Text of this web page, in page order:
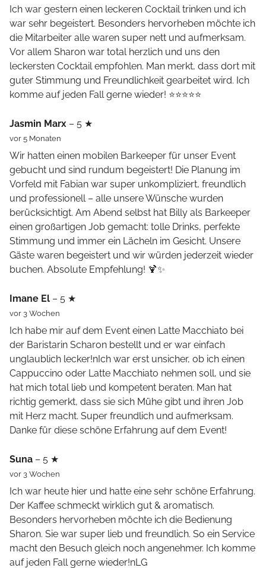
Ich war gestern einen leckeren Cocktail trinken und ich
war sehr begeistert. Besonders hervorheben möchte ich
die Mitarbeiter alle waren super nett und aufmerksam.
Vor allem Sharon war total herzlich und uns den
leckersten Cocktail empfohlen. Man merkt, dass dort mit
guter Stimmung und Freundlichkeit gearbeitet wird. Ich
komme auf jeden Fall gerne wieder! ⭐⭐⭐⭐⭐
Jasmin Marx – 5 ★
vor 5 Monaten
Wir hatten einen mobilen Barkeeper für unser Event
gebucht und sind rundum begeistert! Die Planung im
Vorfeld mit Fabian war super unkompliziert, freundlich
und professionell – alle unsere Wünsche wurden
berücksichtigt. Am Abend selbst hat Billy als Barkeeper
einen großartigen Job gemacht: tolle Drinks, perfekte
Stimmung und immer ein Lächeln im Gesicht. Unsere
Gäste waren begeistert und wir würden jederzeit wieder
buchen. Absolute Empfehlung! 🍹✨
Imane El – 5 ★
vor 3 Wochen
Ich habe mir auf dem Event einen Latte Macchiato bei
der Baristarin Scharon bestellt und er war einfach
unglaublich lecker!nIch war erst unsicher, ob ich einen
Cappuccino oder Latte Macchiato nehmen soll, und sie
hat mich total lieb und kompetent beraten. Man hat
richtig gemerkt, dass sie sich Mühe gibt und ihren Job
mit Herz macht. Super freundlich und aufmerksam.
Danke für diese schöne Erfahrung auf dem Event!
Suna – 5 ★
vor 3 Wochen
Ich war heute hier und hatte eine sehr schöne Erfahrung.
Der Kaffee schmeckt wirklich gut & aromatisch.
Besonders hervorheben möchte ich die Bedienung
Sharon. Sie war super lieb und freundlich. So ein Service
macht den Besuch gleich noch angenehmer. Ich komme
auf jeden Fall gerne wieder!nLG